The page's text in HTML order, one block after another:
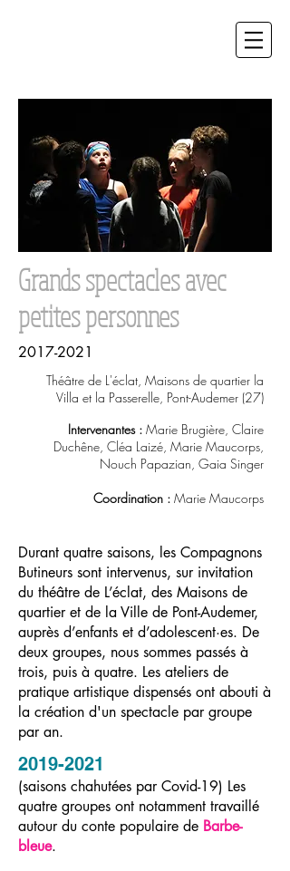
Grands spectacles avec
petites personnes
2017-2021
Théâtre de L'éclat, Maisons de quartier la
Villa et la Passerelle, Pont-Audemer (27)
Intervenantes : Marie Brugière, Claire
Duchêne, Cléa Laizé, Marie Maucorps,
Nouch Papazian, Gaia Singer
Coordination : Marie Maucorps
Durant quatre saisons, les Compagnons
Butineurs sont intervenus, sur invitation
du théâtre de L’éclat, des Maisons de
quartier et de la Ville de Pont-Audemer,
auprès d’enfants et d’adolescent·es. De
deux groupes, nous sommes passés à
trois, puis à quatre. Les ateliers de
pratique artistique dispensés ont abouti à
la création d'un spectacle par groupe
par an.
2019-2021
(saisons chahutées par Covid-19) Les
quatre groupes ont notamment travaillé
autour du conte populaire de Barbe-
bleue.